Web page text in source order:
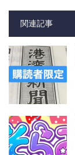
関連記事